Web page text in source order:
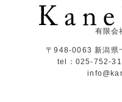
有限会
〒948-0063 新潟県
tel：025-752-